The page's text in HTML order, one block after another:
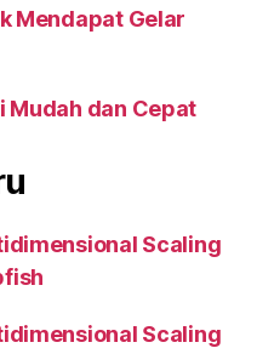
Mendapat Gelar
Mudah dan Cepat
Scaling
Scaling